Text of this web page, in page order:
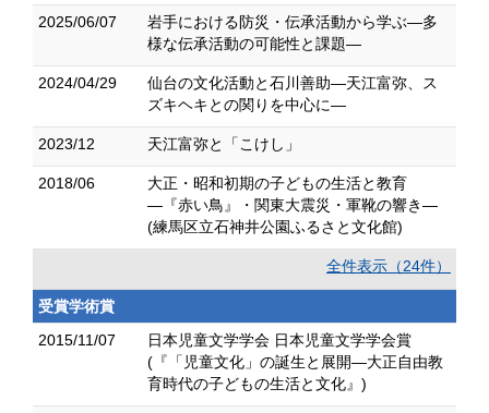
2025/06/07
岩手における防災・伝承活動から学ぶ―多
様な伝承活動の可能性と課題―
2024/04/29
仙台の文化活動と石川善助―天江富弥、ス
ズキヘキとの関りを中心に―
2023/12 天江富弥と「こけし」
2018/06
大正・昭和初期の子どもの生活と教育
―『赤い鳥』・関東大震災・軍靴の響き―
(練馬区立石神井公園ふるさと文化館)
全件表示（24件）
受賞学術賞
2015/11/07
日本児童文学学会 日本児童文学学会賞
(『「児童文化」の誕生と展開―大正自由教
育時代の子どもの生活と文化』)